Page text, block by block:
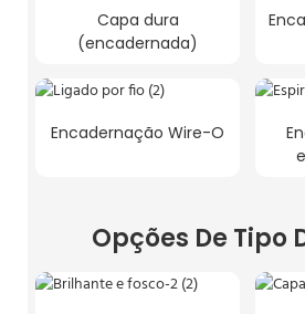
Capa dura
(encadernada)
Encadernação Wire-O
Opções De Tipo